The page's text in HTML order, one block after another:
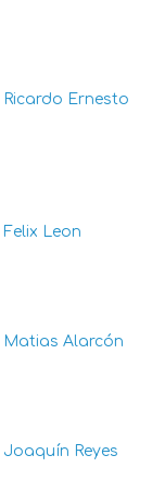
Ricardo Ernesto
Felix Leon
Matias Alarcón
Joaquín Reyes